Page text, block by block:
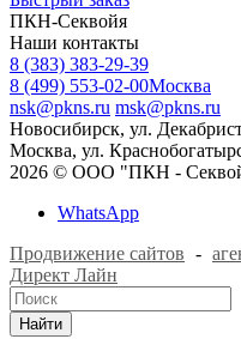
ПКН-Секвойя
Наши контакты
8 (383) 383-29-39
8 (499) 553-02-00Москва
nsk@pkns.ru msk@pkns.ru
Новосибирск, ул.
Москва, ул.
2026 © ООО "ПКН -
WhatsApp
Продвижение сайтов -
Директ Лайн
Найти